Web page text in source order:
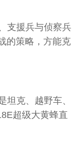
支援兵与侦察兵
的策略，方能克
坦克、越野车、
超级大黄蜂直